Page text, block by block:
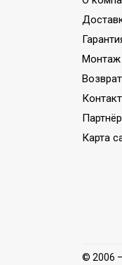
Монтаж
Карта
© 2006